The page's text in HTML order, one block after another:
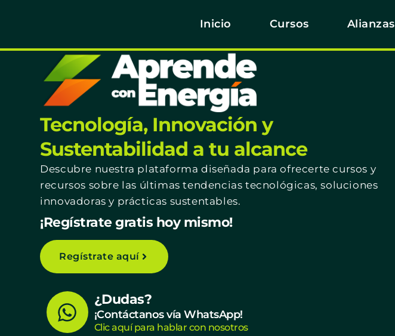
Inicio Cursos Alianzas
Tecnología, Innovación y
Sustentabilidad a tu alcance
Descubre nuestra plataforma diseñada para ofrecerte cursos y
recursos sobre las últimas tendencias tecnológicas, soluciones
innovadoras y prácticas sustentables.
¡Regístrate gratis hoy mismo!
Regístrate aquí
W
h
¿Dudas?
¡Contáctanos vía WhatsApp!
Clic aquí para hablar con nosotros